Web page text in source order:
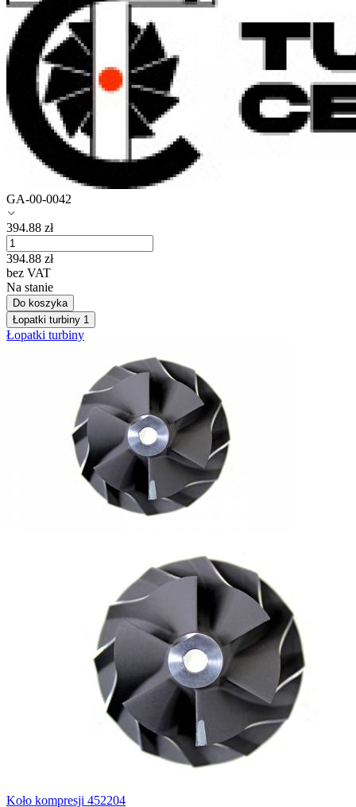
GA-00-0042
394.88 zł
394.88 zł
bez VAT
Na stanie
Do koszyka
Łopatki turbiny 1
Łopatki turbiny
Koło kompresji 452204